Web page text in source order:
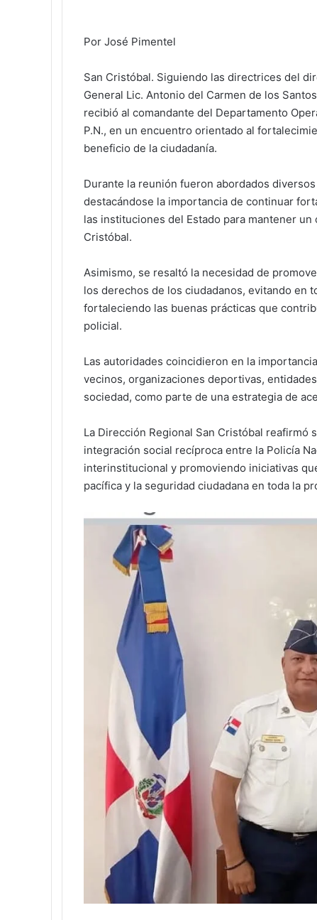
Por José Pimentel
San Cristóbal. Siguiendo las directrices del
General Lic. Antonio del Carmen de los
recibió al comandante del Departamento
P.N., en un encuentro orientado al
beneficio de la ciudadanía.
Durante la reunión fueron abordados
destacándose la importancia de continuar
las instituciones del Estado para mantener
Cristóbal.
Asimismo, se resaltó la necesidad de
los derechos de los ciudadanos, evitando en
fortaleciendo las buenas prácticas que
policial.
Las autoridades coincidieron en la
vecinos, organizaciones deportivas,
sociedad, como parte de una estrategia de
La Dirección Regional San Cristóbal
integración social recíproca entre la Policía
interinstitucional y promoviendo iniciativas
pacífica y la seguridad ciudadana en toda la